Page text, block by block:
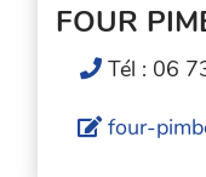
FOUR
Tél : 06
four-